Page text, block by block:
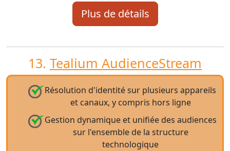
Plus de détails
13. Tealium AudienceStream
Résolution d'identité sur plusieurs appareils
et canaux, y compris hors ligne
Gestion dynamique et unifiée des audiences
sur l'ensemble de la structure
technologique